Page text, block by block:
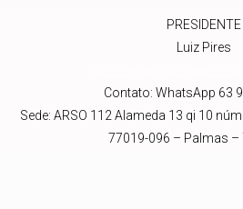
PRESIDENTE
Luiz Pires
Contato: WhatsApp 63
Sede: ARSO 112 Alameda 13 qi 10
77019-096 – Palmas –